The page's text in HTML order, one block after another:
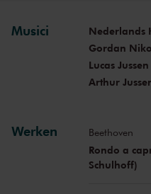
Musici
Nederlands
Gordan
Lucas Jussen
Arthur
Werken Beethoven
Rondo a
Schulhoff)